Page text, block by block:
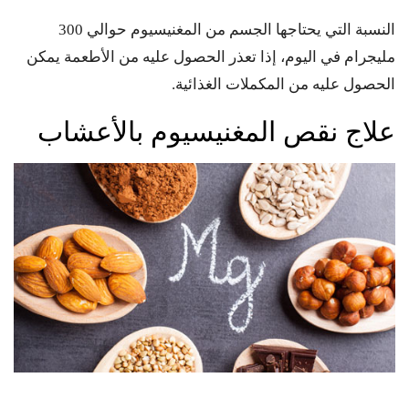
النسبة التي يحتاجها الجسم من المغنيسيوم حوالي 300
مليجرام في اليوم، إذا تعذر الحصول عليه من الأطعمة يمكن
الحصول عليه من المكملات الغذائية.
علاج نقص المغنيسيوم بالأعشاب